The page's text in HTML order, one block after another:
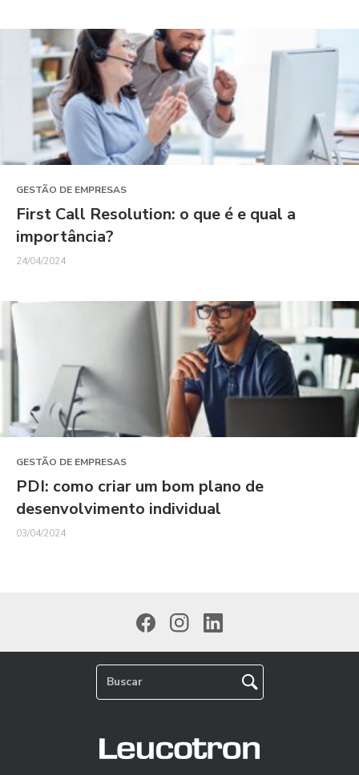
GESTÃO DE EMPRESAS
First Call Resolution: o que é e qual a
importância?
24/04/2024
GESTÃO DE EMPRESAS
PDI: como criar um bom plano de
desenvolvimento individual
03/04/2024